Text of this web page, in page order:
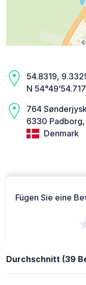
54.8319,
N
764
6330 Padborg,
Denmark
Fügen Sie eine
Durchschnitt (39